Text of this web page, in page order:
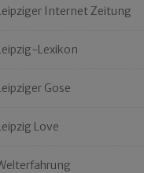
Internet Zeitung
Lexikon
Gose
Love